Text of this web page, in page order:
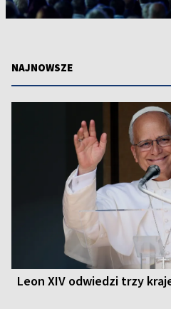
NAJNOWSZE
Leon XIV odwiedzi trzy